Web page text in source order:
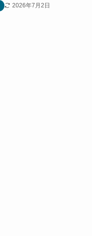
2026年7月2日